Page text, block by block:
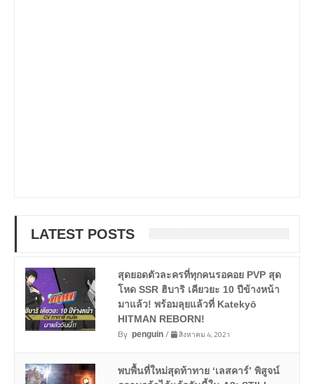
LATEST POSTS
สุดยอดตัวละครที่ทุกคนรอคอย PVP สุด
โหด SSR ฮิบาริ เคียวยะ 10 ปีข้างหน้า
มาแล้ว! พร้อมลุยแล้วที่ Katekyō
HITMAN REBORN!
By penguin/ สิงหาคม 4, 2021
พบพื้นที่ใหม่สุดท้าทาย ‘เลสคาร์’ พิสูจน์